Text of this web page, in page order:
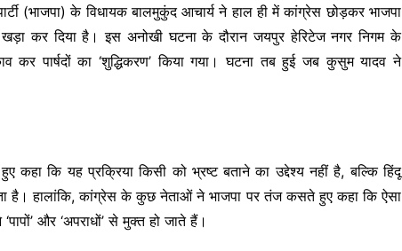
(भाजपा) के विधायक बालमुकुंद आचार्य ने हाल ही में कांग्रेस छोड़कर भाजपा
खड़ा कर दिया है। इस अनोखी घटना के दौरान जयपुर हेरिटेज नगर निगम के
कर पार्षदों का ‘शुद्धिकरण’ किया गया। घटना तब हुई जब कुसुम यादव ने
कि यह प्रक्रिया किसी को भ्रष्ट बताने का उद्देश्य नहीं है, बल्कि हिंदू
है। हालांकि, कांग्रेस के कुछ नेताओं ने भाजपा पर तंज कसते हुए कहा कि ऐसा
और ‘अपराधों’ से मुक्त हो जाते हैं।